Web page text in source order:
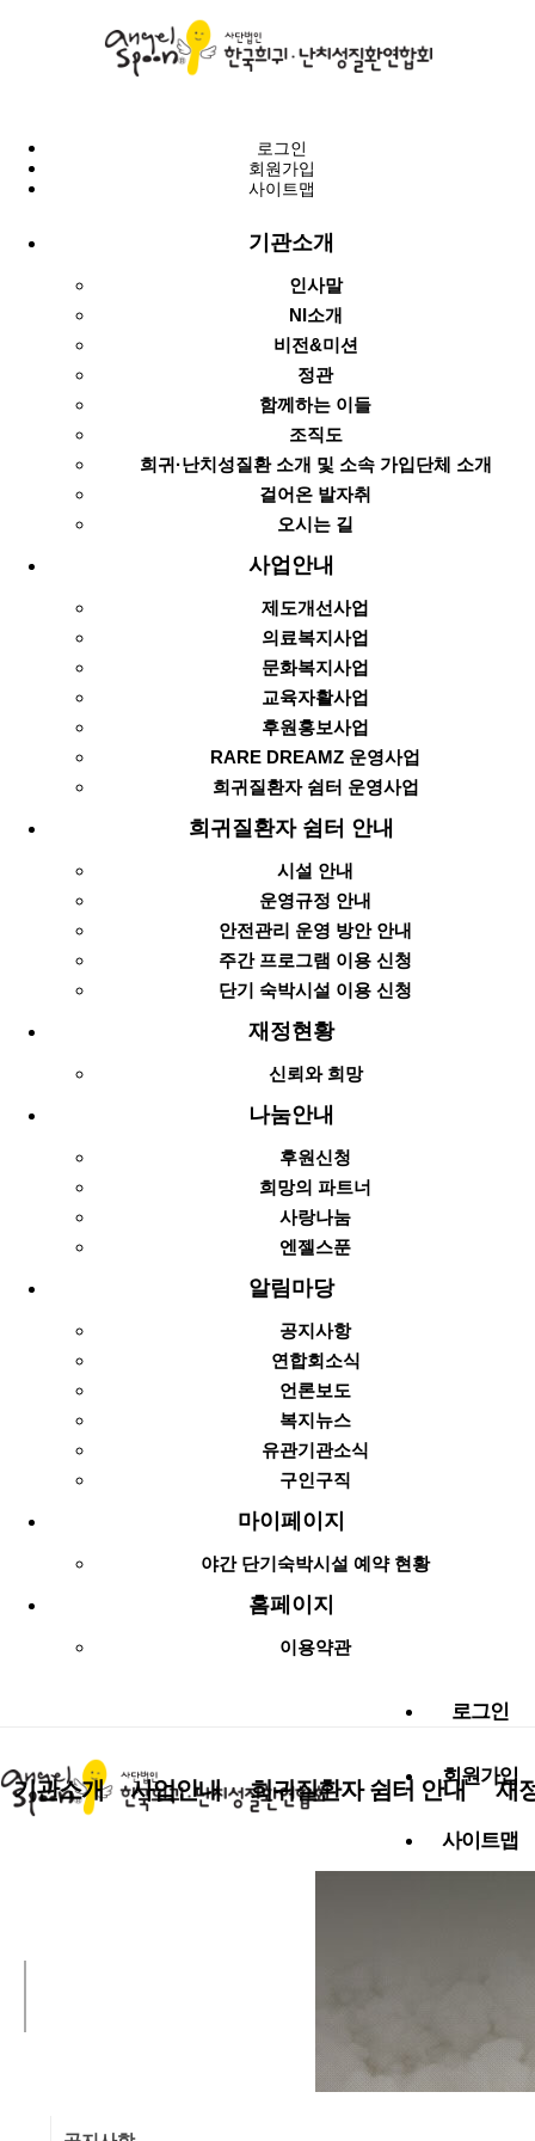
로그인
회원가입
사이트맵
기관소개
인사말
NI소개
비전&미션
정관
함께하는 이들
조직도
희귀·난치성질환 소개 및 소속 가입단체 소개
걸어온 발자취
오시는 길
사업안내
제도개선사업
의료복지사업
문화복지사업
교육자활사업
후원홍보사업
RARE DREAMZ 운영사업
희귀질환자 쉼터 운영사업
희귀질환자 쉼터 안내
시설 안내
운영규정 안내
안전관리 운영 방안 안내
주간 프로그램 이용 신청
단기 숙박시설 이용 신청
재정현황
신뢰와 희망
나눔안내
후원신청
희망의 파트너
사랑나눔
엔젤스푼
알림마당
공지사항
연합회소식
언론보도
복지뉴스
유관기관소식
구인구직
마이페이지
야간 단기숙박시설 예약 현황
홈페이지
이용약관
로그인
회원가입
사이트맵
기관소개 사업안내 희귀질환자 쉼터 안내 재